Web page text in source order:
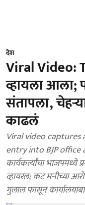
देश
Viral Video:
व्हायला आला;
संतापला,
काढलं
Viral video
entry into BJP office
कार्यकर्त्यांचा भाजपमध्ये
व्हायरल; कट मनीच्या
गुलाल फासून